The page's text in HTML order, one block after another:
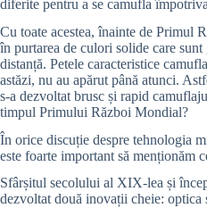
diferite pentru a se camufla
Cu toate acestea, înainte de Primul
în purtarea de culori solide care sunt
distanță. Petele caracteristice
astăzi, nu au apărut până atunci.
s-a dezvoltat brusc și rapid
timpul Primului Război Mondial?
În orice discuție despre tehnologia
este foarte important să menționăm
Sfârșitul secolului al XIX-lea și
dezvoltat două inovații cheie: optica